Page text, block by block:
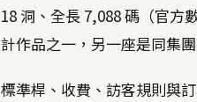
18 洞、全長 7,088 碼（官
計作品之一，另一座是同集
標準桿、收費、訪客規則與